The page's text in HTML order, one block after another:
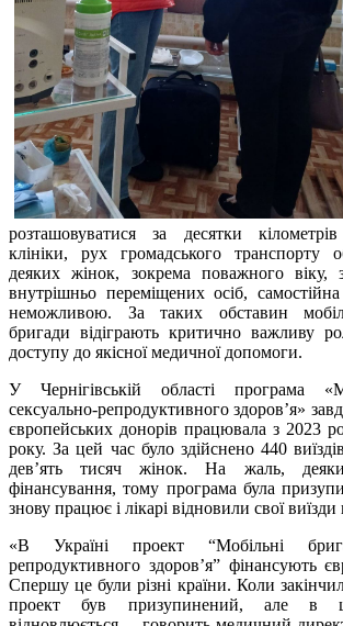
розташовуватися за десятки
клініки, рух громадського
деяких жінок, зокрема поважного віку,
внутрішньо переміщених осіб,
неможливою. За таких обставин
бригади відіграють критично важливу
доступу до якісної медичної допомоги.
У Чернігівській області програма
сексуально-репродуктивного здоров’я»
європейських донорів працювала з 2023
року. За цей час було здійснено 440
дев’ять тисяч жінок. На жаль,
фінансування, тому програма була
знову працює і лікарі відновили свої
«В Україні проект “Мобільні
репродуктивного здоров’я” фінансують
Спершу це були різні країни. Коли
проект був призупинений, але в